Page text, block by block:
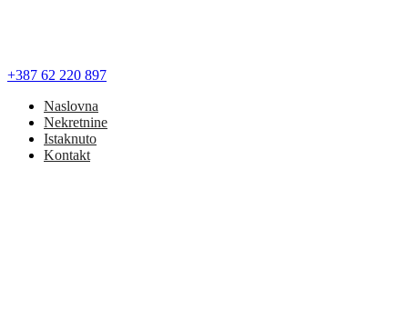
+387 62 220 897
Naslovna
Nekretnine
Istaknuto
Kontakt